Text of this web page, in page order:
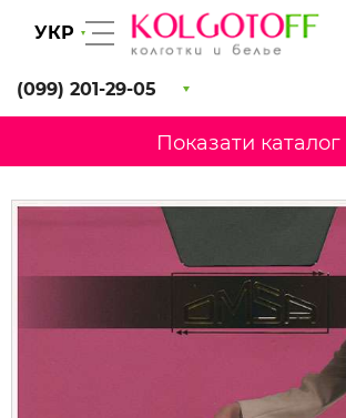
УКР
(099) 201-29-05
Показати каталог